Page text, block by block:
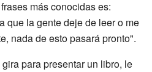
más conocidas es:
que la gente deje de leer o me
nada de esto pasará pronto".
para presentar un libro, le